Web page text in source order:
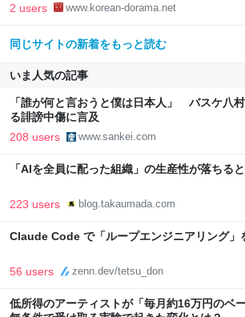
2 users www.korean-dorama.net
同じサイトの新着をもっと読む
いま人気の記事
「誰が何と言おうと僕は日本人」 バスケ八
る誹謗中傷に言及
208 users www.sankei.com
「AIを全員に配った組織」の生産性が落ちる
223 users blog.takaumada.com
Claude Code で「ループエンジニアリング」
56 users zenn.dev/tetsu_don
低所得のアーティストが「毎月約16万円のベ